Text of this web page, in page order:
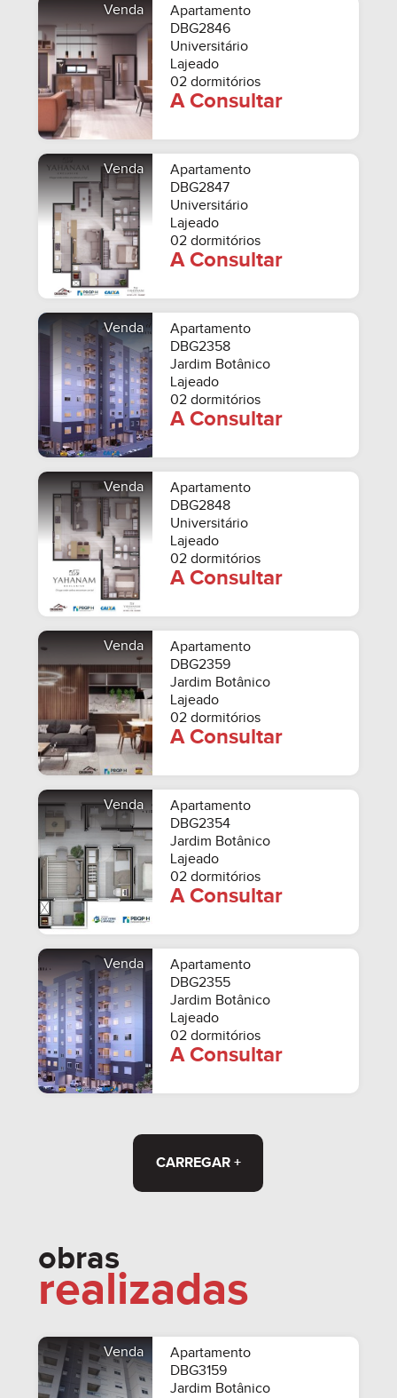
Venda
Apartamento
DBG2846
Universitário
Lajeado
02 dormitórios
A Consultar
Venda
Apartamento
DBG2847
Universitário
Lajeado
02 dormitórios
A Consultar
Venda
Apartamento
DBG2358
Jardim Botânico
Lajeado
02 dormitórios
A Consultar
Venda
Apartamento
DBG2848
Universitário
Lajeado
02 dormitórios
A Consultar
Venda
Apartamento
DBG2359
Jardim Botânico
Lajeado
02 dormitórios
A Consultar
Venda
Apartamento
DBG2354
Jardim Botânico
Lajeado
02 dormitórios
A Consultar
Venda
Apartamento
DBG2355
Jardim Botânico
Lajeado
02 dormitórios
A Consultar
CARREGAR +
obras
realizadas
Venda
Apartamento
DBG3159
Jardim Botânico